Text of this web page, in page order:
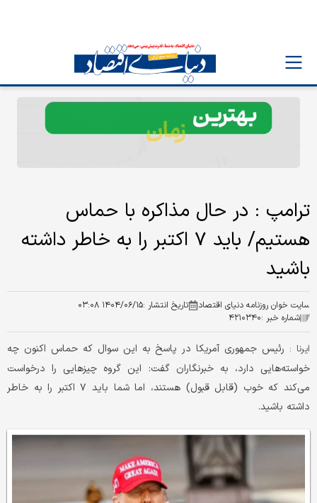
ترامپ : در حال مذاکره با حماس
هستیم/ باید ۷ اکتبر را به خاطر داشته
باشید
سایت خوان روزنامه دنیای اقتصاد تاریخ انتشار :۱۴۰۴/۰۶/۱۵ ۰۳:۰۸
شماره خبر :۴۲۱۰۳۴۰
ایرنا : رئیس جمهوری آمریکا در پاسخ به این سوال که حماس اکنون چه
خواسته‌هایی دارد، به خبرنگاران گفت: این گروه چیزهایی را درخواست
می‌کند که خوب (قابل قبول) هستند، اما شما باید ۷ اکتبر را به خاطر
داشته باشید.